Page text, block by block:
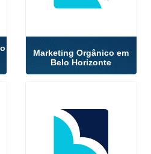
Marketing Orgânico em
Belo Horizonte